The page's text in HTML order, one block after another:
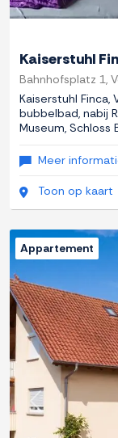
Kaiserstuhl
Bahnhofsplatz 1,
Kaiserstuhl
bubbelbad, nabij
Museum, Schloss
Meer
Toon op kaart
Previous
Appartement